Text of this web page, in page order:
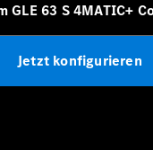
buchen
Digitale
Ladelösungen
Unterwegs
GLE 63 S 4MATIC+
Jetzt konfigurieren